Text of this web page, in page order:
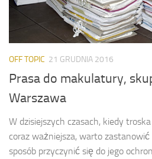
OFF TOPIC 21 GRUDNIA 2016
Prasa do makulatury,
Warszawa
W dzisiejszych czasach, kiedy
coraz ważniejsza, warto
sposób przyczynić się do jego